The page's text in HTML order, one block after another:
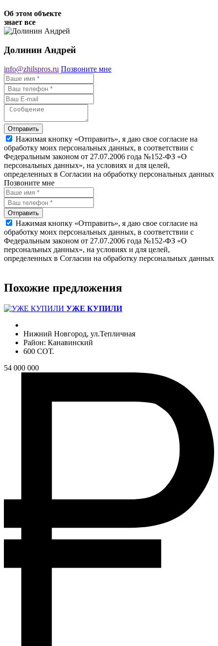
Об этом объекте
знает все
Долинин Андрей
info@zhilspros.ru Позвоните мне
Отправить
Нажимая кнопку «Отправить», я даю свое согласие на
обработку моих персональных данных, в соответствии с
Федеральным законом от 27.07.2006 года №152-ФЗ «О
персональных данных», на условиях и для целей,
определенных в Согласии на обработку персональных данных
Позвоните мне
Отправить
Нажимая кнопку «Отправить», я даю свое согласие на
обработку моих персональных данных, в соответствии с
Федеральным законом от 27.07.2006 года №152-ФЗ «О
персональных данных», на условиях и для целей,
определенных в Согласии на обработку персональных данных
Похожие предложения
УЖЕ КУПИЛИ
Нижний Новгород, ул.Тепличная
Район: Канавинский
600 СОТ.
54 000 000